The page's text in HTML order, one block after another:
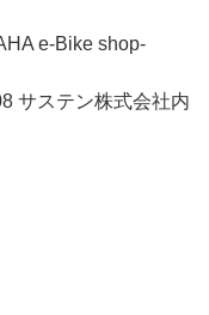
e-Bike shop-
サステン株式会社内